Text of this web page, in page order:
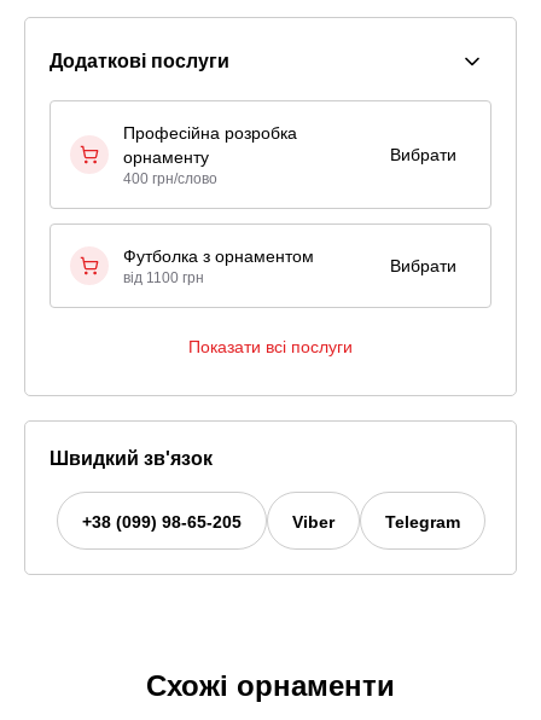
Додаткові послуги
Професійна розробка
орнаменту
400 грн/слово
Вибрати
Футболка з орнаментом
від 1100 грн
Вибрати
Показати всі послуги
Швидкий зв'язок
+38 (099) 98-65-205 Viber Telegram
Схожі орнаменти